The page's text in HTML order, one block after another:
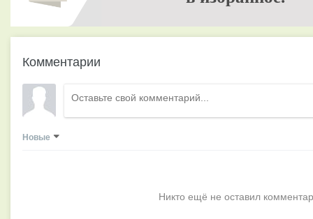
Комментарии
Новые
Никто ещё не оставил